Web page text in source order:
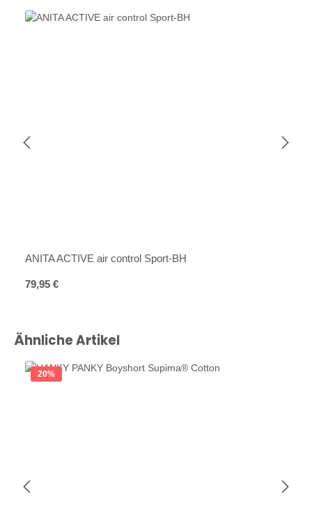
ANITA ACTIVE air control Sport-BH
Regulärer Preis:
79,95 €
Produktgalerie überspringen
Ähnliche Artikel
20%